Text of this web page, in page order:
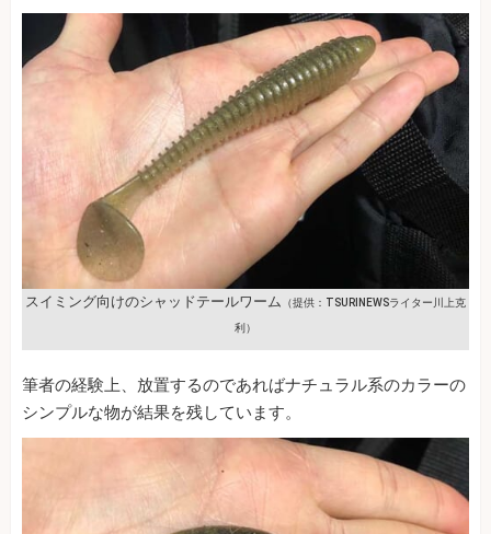
スイミング向けのシャッドテールワーム （提供：TSURINEWSライター川上克
利）
筆者の経験上、放置するのであればナチュラル系のカラーの
シンプルな物が結果を残しています。